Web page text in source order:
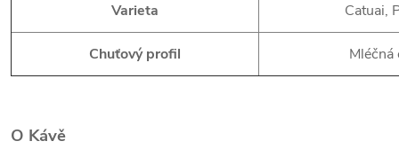
Varieta Catuai,
Chuťový profil Mléčná
O Kávě